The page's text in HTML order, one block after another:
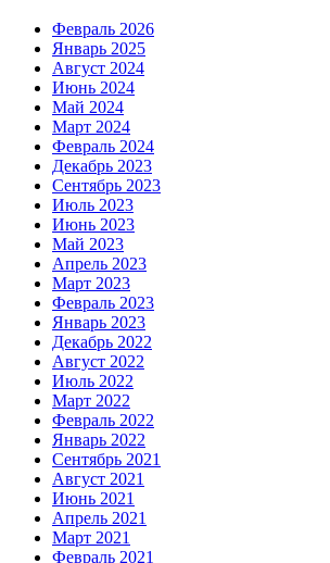
Февраль 2026
Январь 2025
Август 2024
Июнь 2024
Май 2024
Март 2024
Февраль 2024
Декабрь 2023
Сентябрь 2023
Июль 2023
Июнь 2023
Май 2023
Апрель 2023
Март 2023
Февраль 2023
Январь 2023
Декабрь 2022
Август 2022
Июль 2022
Март 2022
Февраль 2022
Январь 2022
Сентябрь 2021
Август 2021
Июнь 2021
Апрель 2021
Март 2021
Февраль 2021